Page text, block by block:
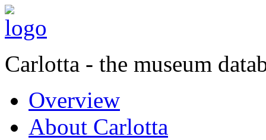
Carlotta - the museum
Overview
About Carlotta